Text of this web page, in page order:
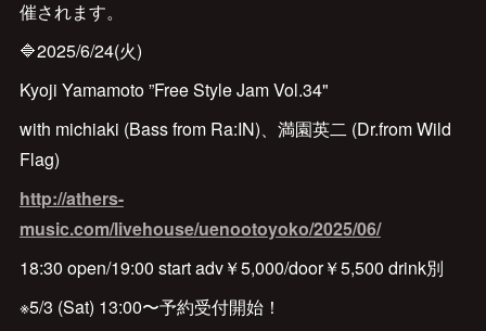
催されます。
🔷2025/6/24(火)
Kyoji Yamamoto ”Free Style Jam Vol.34"
with michiaki (Bass from Ra:IN)、満園英二 (Dr.from Wild
Flag)
http://athers-
music.com/livehouse/uenootoyoko/2025/06/
18:30 open/19:00 start adv￥5,000/door￥5,500 drink別
※5/3 (Sat) 13:00〜予約受付開始！